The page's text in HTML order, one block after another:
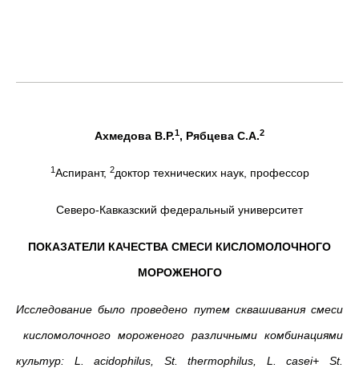
Ахмедова В.Р.1, Рябцева С.А.2
1Аспирант, 2доктор технических наук, профессор
Северо-Кавказский федеральный университет
ПОКАЗАТЕЛИ КАЧЕСТВА СМЕСИ КИСЛОМОЛОЧНОГО
МОРОЖЕНОГО
Исследование было проведено путем сквашивания смеси
кисломолочного мороженого различными комбинациями
культур: L .acidophilus St.thermophilus L .casei+St.